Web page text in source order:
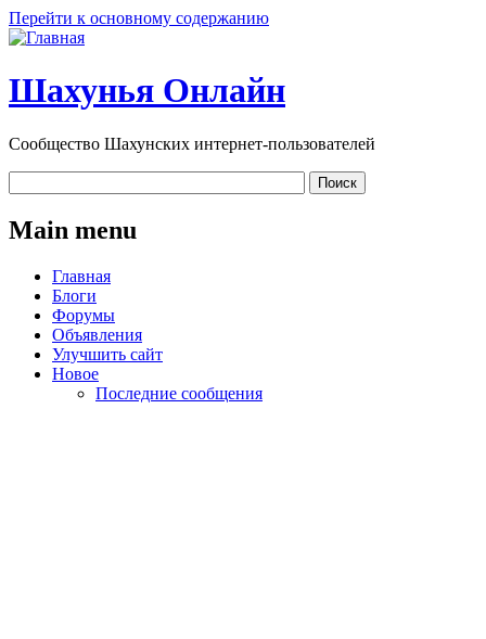
Перейти к основному содержанию
Шахунья Онлайн
Сообщество Шахунских интернет-пользователей
Main menu
Главная
Блоги
Форумы
Объявления
Улучшить сайт
Новое
Последние сообщения